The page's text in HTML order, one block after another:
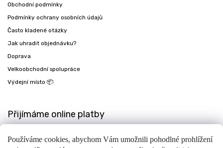
Používáme cookies, abychom Vám umožnili pohodlné prohlížení
Obchodní podmínky
Podmínky ochrany osobních údajů
Často kladené otázky
Jak uhradit objednávku?
Doprava
Velkoobchodní spolupráce
Výdejní místo 📦
Přijímáme online platby